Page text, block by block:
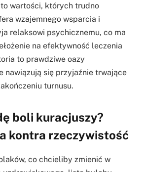
wartości, których trudno
wzajemnego wsparcia i
relaksowi psychicznemu, co ma
na efektywność leczenia
to prawdziwe oazy
nawiązują się przyjaźnie trwające
turnusu.
boli kuracjuszy?
kontra rzeczywistość
co chcieliby zmienić w